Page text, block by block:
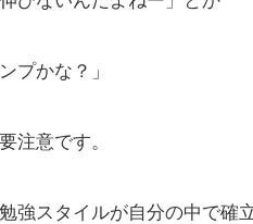
プかな？」
注意です。
強スタイルが自分の中で確